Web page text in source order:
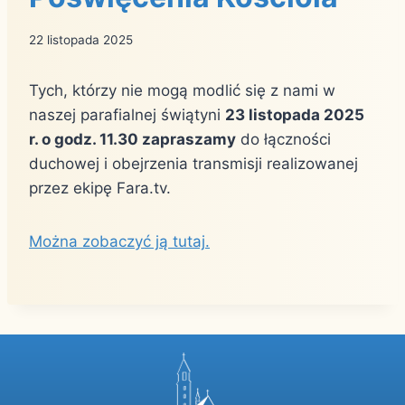
22 listopada 2025
Tych, którzy nie mogą modlić się z nami w
naszej parafialnej świątyni 23 listopada 2025
r. o godz. 11.30 zapraszamy do łączności
duchowej i obejrzenia transmisji realizowanej
przez ekipę Fara.tv.
Można zobaczyć ją tutaj.